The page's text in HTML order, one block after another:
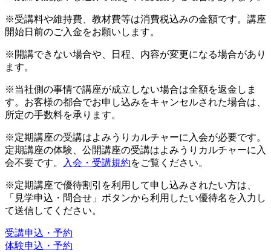
※受講料や維持費、教材費等は消費税込みの金額です。講座
開始日前のご入金をお願いします。
※開講できない場合や、日程、内容が変更になる場合があり
ます。
※当社側の事情で講座が成立しない場合は全額を返金しま
す。お客様の都合でお申し込みをキャンセルされた場合は、
所定の手数料を承ります。
※定期講座の受講はよみうりカルチャーに入会が必要です。
定期講座の体験、公開講座の受講はよみうりカルチャーに入
会不要です。
入会・受講規約をご覧ください。
※定期講座で優待割引を利用して申し込みされたい方は、
「見学申込・問合せ」ボタンから利用したい優待名を入力し
て送信してください。
受講申込・予約
体験申込・予約